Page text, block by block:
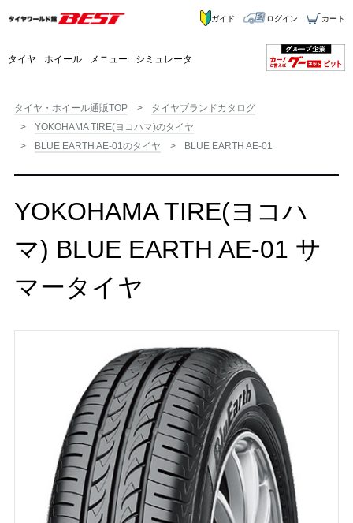
タイヤ ホイール メニュー シミュレータ
ガイド ログイン カート
タイヤ・ホイール通販TOP
タイヤブランドカタログ
YOKOHAMA TIRE(ヨコハマ)のタイヤ
BLUE EARTH AE-01のタイヤ
BLUE EARTH AE-01
YOKOHAMA TIRE(ヨコハ
マ) BLUE EARTH AE-01 サ
マータイヤ